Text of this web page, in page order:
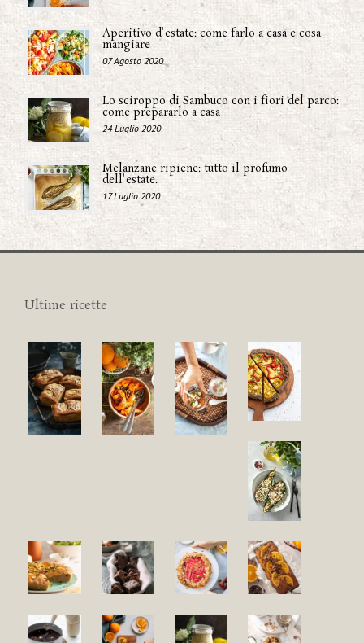
Aperitivo d'estate: come farlo a casa e cosa
mangiare
07 Agosto 2020
Lo sciroppo di Sambuco con i fiori del parco:
come prepararlo a casa
24 Luglio 2020
Melanzane ripiene: tutto il profumo
dell'estate.
17 Luglio 2020
Ultime ricette